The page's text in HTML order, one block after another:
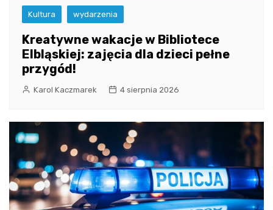
Kultura wydarzenia
Kreatywne wakacje w Bibliotece
Elbląskiej: zajęcia dla dzieci pełne
przygód!
Karol Kaczmarek 4 sierpnia 2026